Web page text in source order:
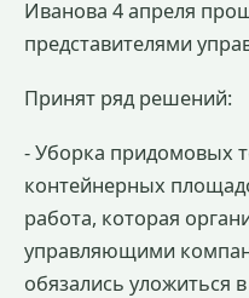
Иванова 4 апреля
представителями
Принят ряд решений:
- Уборка придомовых
контейнерных
работа, которая
управляющими
обязались уложиться